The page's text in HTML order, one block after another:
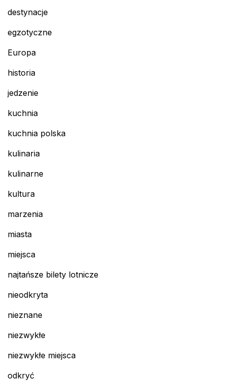
destynacje
egzotyczne
Europa
historia
jedzenie
kuchnia
kuchnia polska
kulinaria
kulinarne
kultura
marzenia
miasta
miejsca
najtańsze bilety lotnicze
nieodkryta
nieznane
niezwykłe
niezwykłe miejsca
odkryć